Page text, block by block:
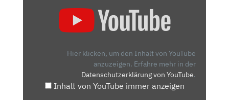
BESSER?
Hier klicken, um den Inhalt von YouTube
anzuzeigen. Erfahre mehr in der
Datenschutzerklärung von YouTube.
Inhalt von YouTube immer anzeigen